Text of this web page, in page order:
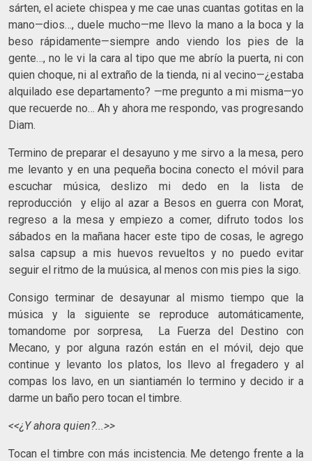
sárten, el aciete chispea y me cae unas cuantas gotitas en la
mano—dios…, duele mucho—me llevo la mano a la boca y la
beso rápidamente—siempre ando viendo los pies de la
gente…, no le vi la cara al tipo que me abrío la puerta, ni con
quien choque, ni al extraño de la tienda, ni al vecino—¿estaba
alquilado ese departamento? —me pregunto a mi misma—yo
que recuerde no… Ah y ahora me respondo, vas progresando
Diam.
Termino de preparar el desayuno y me sirvo a la mesa, pero
me levanto y en una pequeña bocina conecto el móvil para
escuchar música, deslizo mi dedo en la lista de
reproducción y elijo al azar a Besos en guerra con Morat,
regreso a la mesa y empiezo a comer, difruto todos los
sábados en la mañana hacer este tipo de cosas, le agrego
salsa capsup a mis huevos revueltos y no puedo evitar
seguir el ritmo de la muúsica, al menos con mis pies la sigo.
Consigo terminar de desayunar al mismo tiempo que la
música y la siguiente se reproduce automáticamente,
tomandome por sorpresa, La Fuerza del Destino con
Mecano, y por alguna razón están en el móvil, dejo que
continue y levanto los platos, los llevo al fregadero y al
compas los lavo, en un siantiamén lo termino y decido ir a
darme un baño pero tocan el timbre.
<<¿Y ahora quien?...>>
Tocan el timbre con más incistencia. Me detengo frente a la